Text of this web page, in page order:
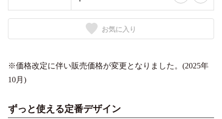
お気に入り
※価格改定に伴い販売価格が変更となりました。(2025年
10月)
ずっと使える定番デザイン